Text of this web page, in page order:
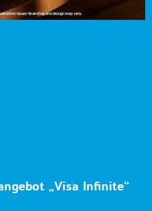
„Visa Infinite“